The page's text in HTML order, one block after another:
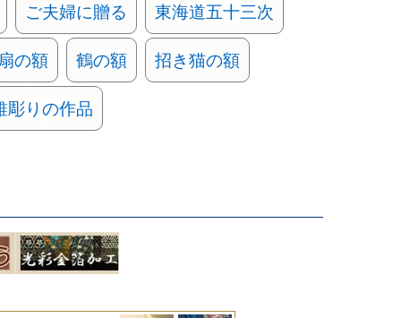
ご夫婦に贈る 東海道五十三次
の額 鶴の額 招き猫の額
彫りの作品